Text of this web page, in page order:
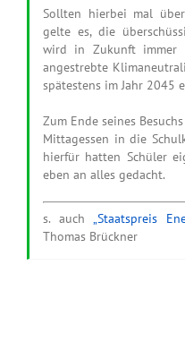
Sollten hierbei mal
gelte es, die
wird in Zukunft immer
angestrebte
spätestens im Jahr 2045
Zum Ende seines
Mittagessen in die
hierfür hatten Schüler
eben an alles gedacht.
s. auch „Staatspreis
Thomas Brückner